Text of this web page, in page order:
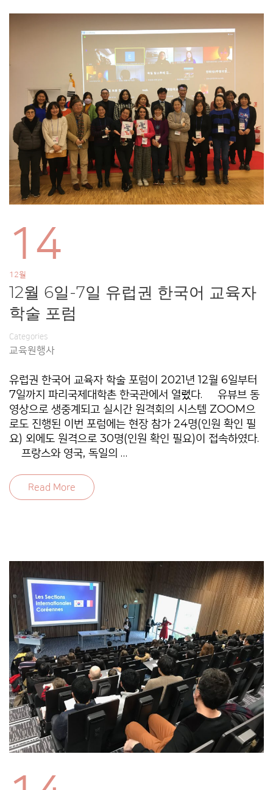
14
12월
12월 6일-7일 유럽권 한국어 교육자
학술 포럼
Categories
교육원행사
유럽권 한국어 교육자 학술 포럼이 2021년 12월 6일부터
7일까지 파리국제대학촌 한국관에서 열렸다. 유뷰브 동
영상으로 생중계되고 실시간 원격회의 시스템 ZOOM으
로도 진행된 이번 포럼에는 현장 참가 24명(인원 확인 필
요) 외에도 원격으로 30명(인원 확인 필요)이 접속하였다.
프랑스와 영국, 독일의 …
Read More